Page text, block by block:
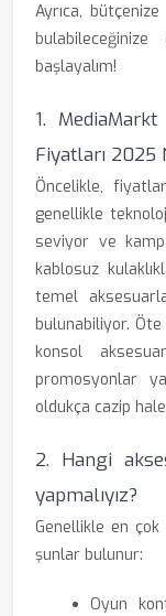
Ayrıca,
başlayalım!
1.
Fiyatları 2025
Öncelikle,
genellikle
seviyor ve
kablosuz
temel
bulunabiliyor.
konsol
promosyonlar
oldukça cazip
2. Hangi
yapmalıyız?
Genellikle en çok
şunlar bulunur:
Oyun